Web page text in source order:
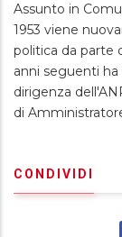
Assunto in
1953 viene
politica da parte
anni seguenti ha
dirigenza
di
CONDIVIDI